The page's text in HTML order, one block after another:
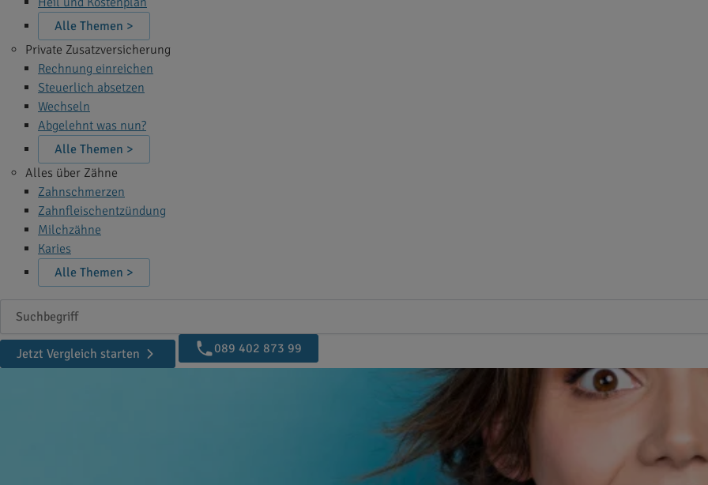
Alle Themen >
Private Zusatzversicherung
Rechnung einreichen
Steuerlich absetzen
Wechseln
Abgelehnt was nun?
Alle Themen >
Alles über Zähne
Zahnschmerzen
Zahnfleischentzündung
Milchzähne
Karies
Alle Themen >
Suchbegriff
Jetzt Vergleich starten
089 402 873 99